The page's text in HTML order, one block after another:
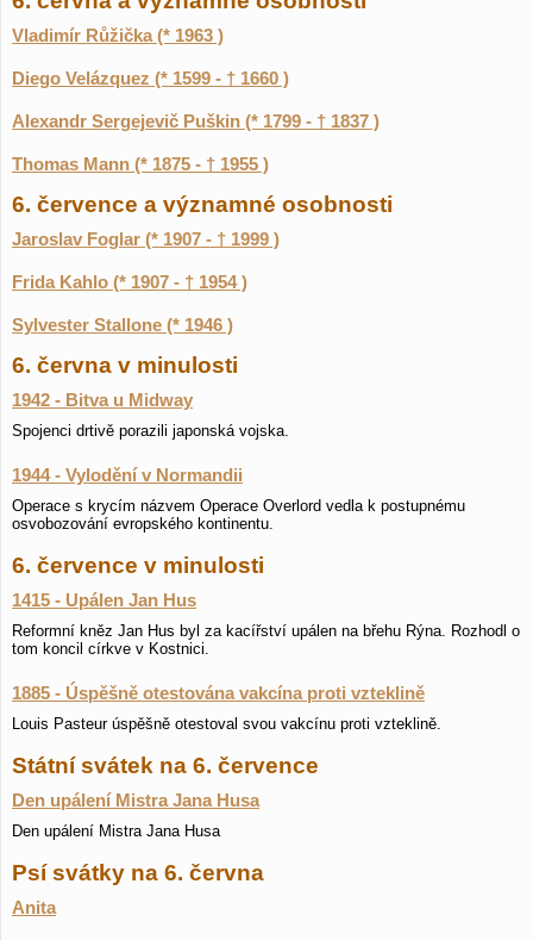
Vladimír Růžička (* 1963 )
Diego Velázquez (* 1599 - † 1660 )
Alexandr Sergejevič Puškin (* 1799 - † 1837 )
Thomas Mann (* 1875 - † 1955 )
6. července a významné osobnosti
Jaroslav Foglar (* 1907 - † 1999 )
Frida Kahlo (* 1907 - † 1954 )
Sylvester Stallone (* 1946 )
6. června v minulosti
1942 - Bitva u Midway
Spojenci drtivě porazili japonská vojska.
1944 - Vylodění v Normandii
Operace s krycím názvem Operace Overlord vedla k postupnému
osvobozování evropského kontinentu.
6. července v minulosti
1415 - Upálen Jan Hus
Reformní kněz Jan Hus byl za kacířství upálen na břehu Rýna. Rozhodl o
tom koncil církve v Kostnici.
1885 - Úspěšně otestována vakcína proti vzteklině
Louis Pasteur úspěšně otestoval svou vakcínu proti vzteklině.
Státní svátek na 6. července
Den upálení Mistra Jana Husa
Den upálení Mistra Jana Husa
Psí svátky na 6. června
Anita